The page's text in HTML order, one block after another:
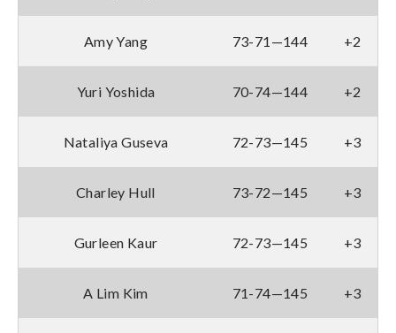
Amy Yang 73-71—144 +2
Yuri Yoshida 70-74—144 +2
Nataliya Guseva 72-73—145 +3
Charley Hull 73-72—145 +3
Gurleen Kaur 72-73—145 +3
A Lim Kim 71-74—145 +3